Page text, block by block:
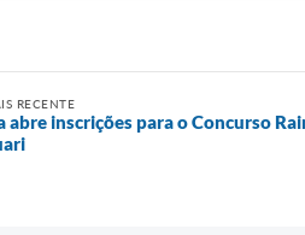
RECENTE
abre inscrições para o Concurso